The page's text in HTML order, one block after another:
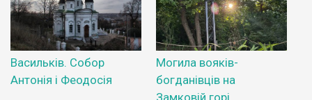
Васильків. Собор
Антонія і Феодосія
Могила вояків-
богданівців на